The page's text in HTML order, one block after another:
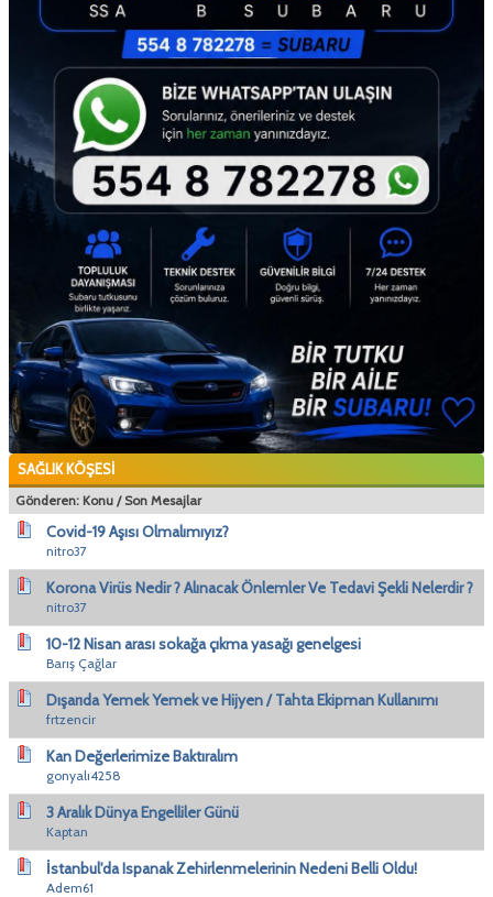
SAĞLIK KÖŞESİ
Gönderen: Konu / Son Mesajlar
Covid-19 Aşısı Olmalımıyız?
nitro37
Korona Virüs Nedir ? Alınacak Önlemler Ve Tedavi Şekli Nelerdir ?
nitro37
10-12 Nisan arası sokağa çıkma yasağı genelgesi
Barış Çağlar
Dışarıda Yemek Yemek ve Hijyen / Tahta Ekipman Kullanımı
frtzencir
Kan Değerlerimize Baktıralım
gonyalı4258
3 Aralık Dünya Engelliler Günü
Kaptan
İstanbul'da Ispanak Zehirlenmelerinin Nedeni Belli Oldu!
Adem61